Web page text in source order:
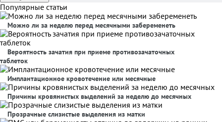
Популярные статьи
Можно ли за неделю перед месячными забеременеть
Вероятность зачатия при приеме противозачаточных
таблеток
Имплантационное кровотечение или месячные
Причины кровянистых выделений за неделю до месячных
Прозрачные слизистые выделения из матки